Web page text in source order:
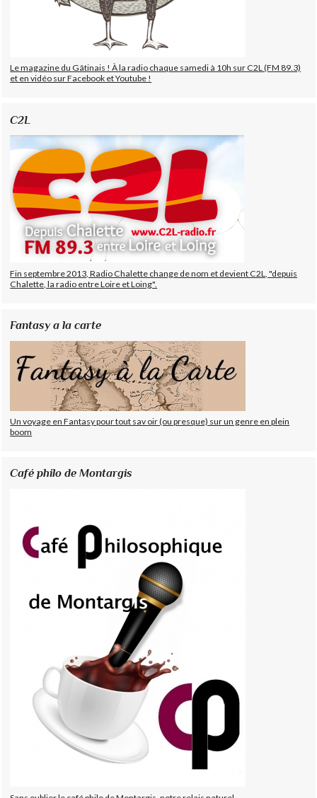
Le magazine du Gâtinais ! À la radio chaque samedi à 10h sur C2L (FM 89.3)
et en vidéo sur Facebook et Youtube !
C2L
Fin septembre 2013, Radio Chalette change de nom et devient C2L, "depuis
Chalette, la radio entre Loire et Loing".
Fantasy a la carte
Un voyage en Fantasy pour tout sav oir (ou presque) sur un genre en plein
boom
Café philo de Montargis